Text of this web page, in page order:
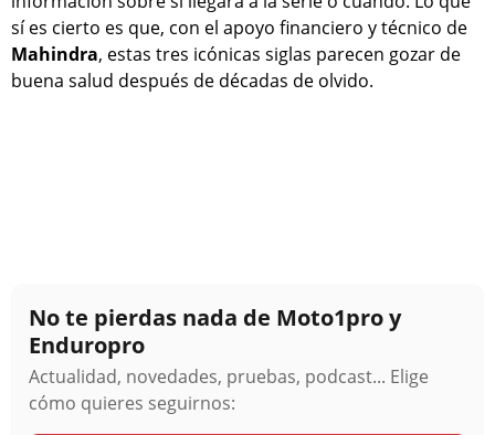
sí es cierto es que, con el apoyo financiero y técnico de
Mahindra, estas tres icónicas siglas parecen gozar de
buena salud después de décadas de olvido.
No te pierdas nada de Moto1pro y
Enduropro
Actualidad, novedades, pruebas, podcast... Elige
cómo quieres seguirnos: